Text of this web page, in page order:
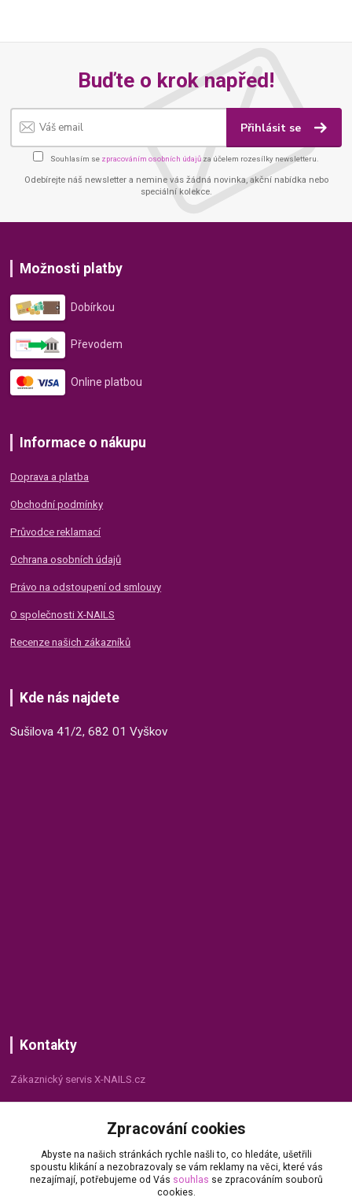
Buďte o krok napřed!
Přihlásit se
Souhlasím se zpracováním osobních údajů za účelem rozesílky newsletteru.
Odebírejte náš newsletter a nemine vás žádná novinka, akční nabídka nebo
speciální kolekce.
Možnosti platby
Dobírkou
Převodem
Online platbou
Informace o nákupu
Doprava a platba
Obchodní podmínky
Průvodce reklamací
Ochrana osobních údajů
Právo na odstoupení od smlouvy
O společnosti X-NAILS
Recenze našich zákazníků
Kde nás najdete
Sušilova 41/2, 682 01 Vyškov
Kontakty
Zákaznický servis X-NAILS.cz
+420 735 055 075
(Po - Pá, 8 - 16 hod.)
info@x-nails.cz
Zpracování cookies
Abyste na našich stránkách rychle našli to, co hledáte, ušetřili
spoustu klikání a nezobrazovaly se vám reklamy na věci, které vás
nezajímají, potřebujeme od Vás souhlas se zpracováním souborů
cookies.